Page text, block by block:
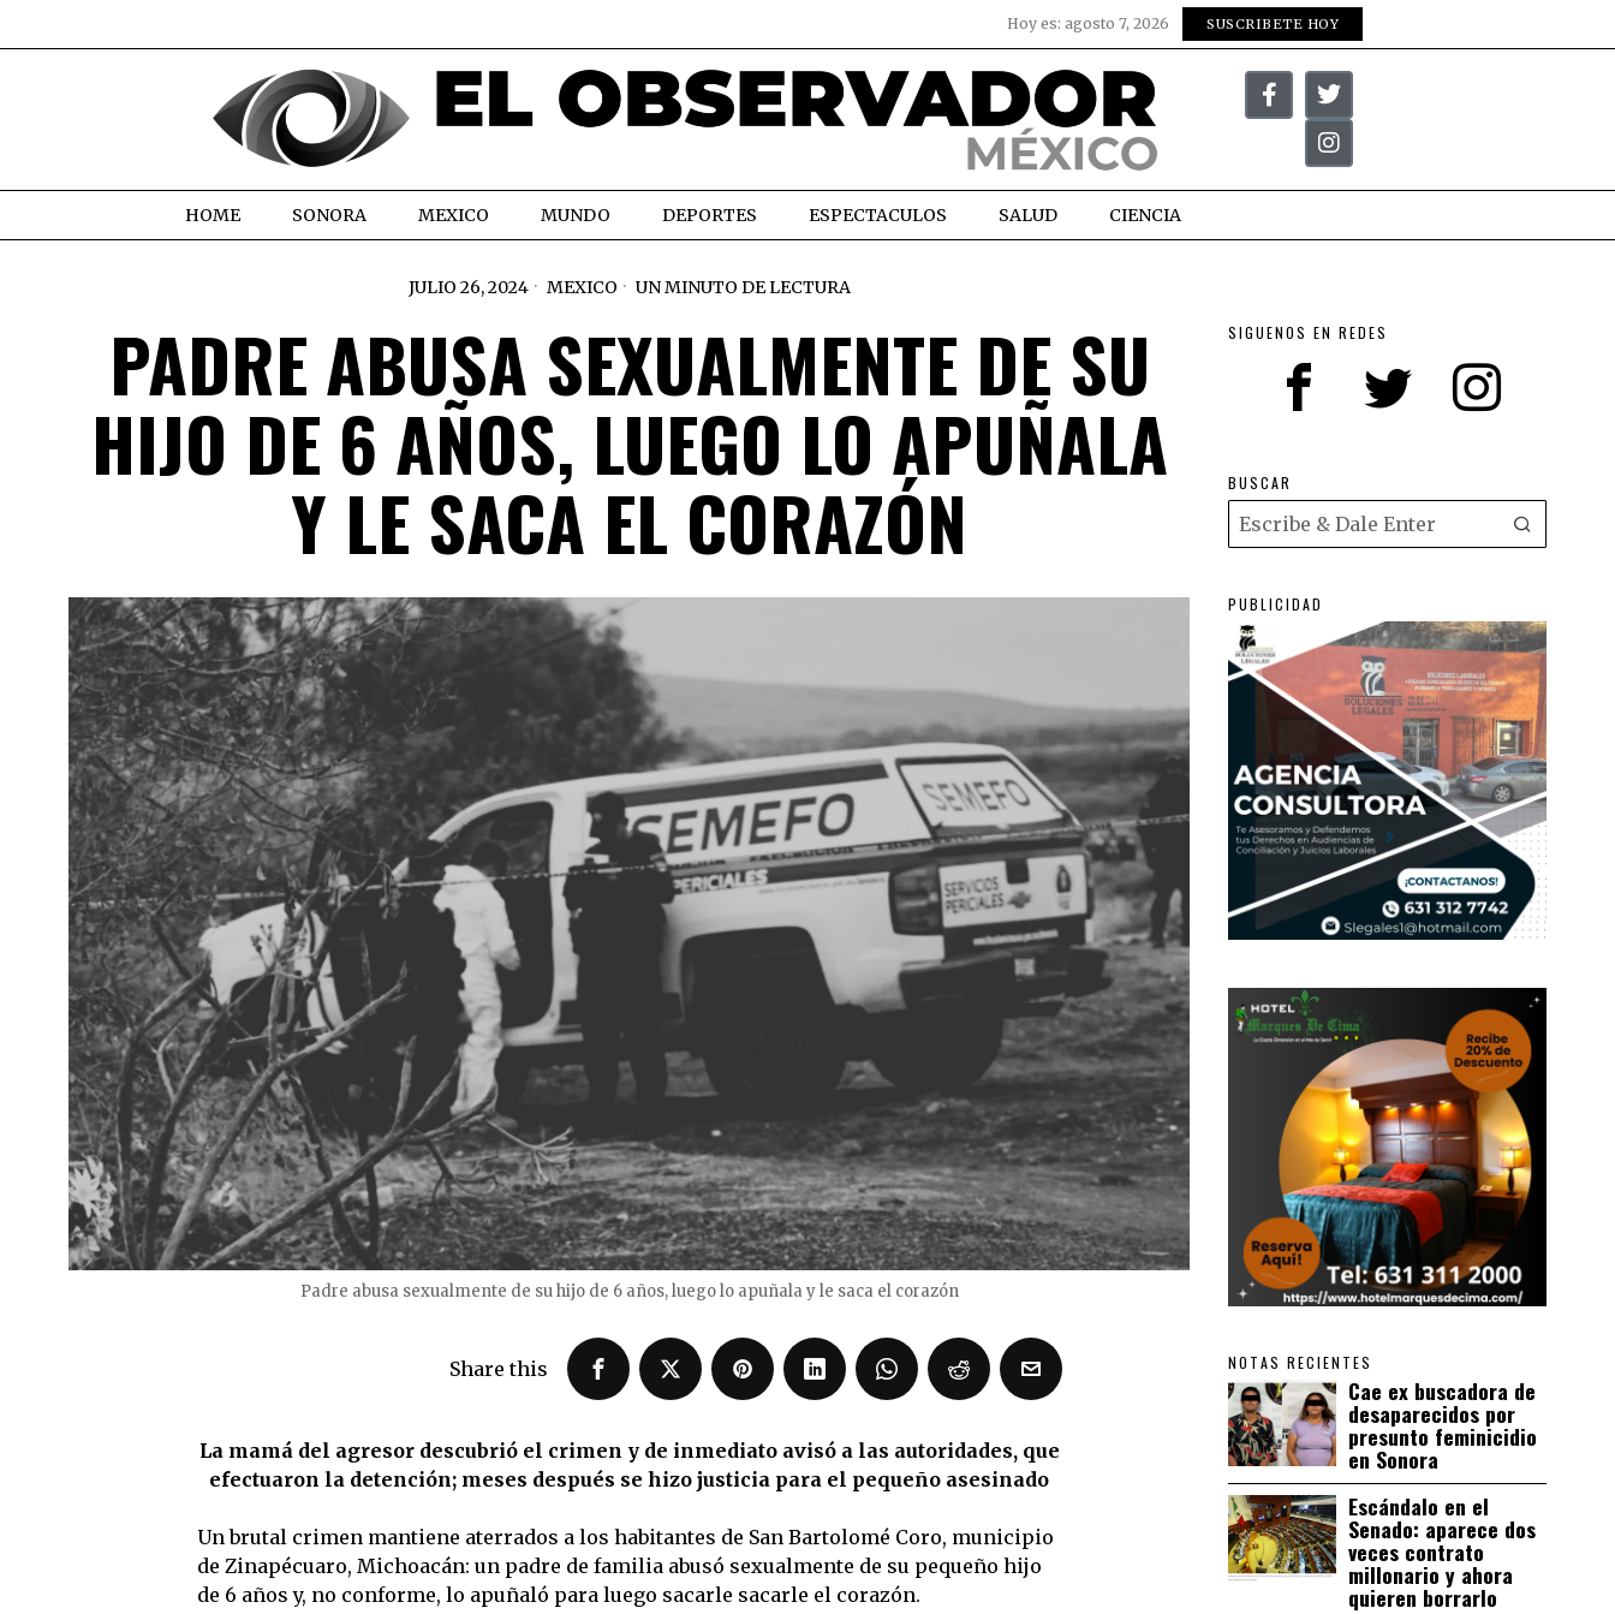
Hoy es: agosto 7, 2026 SUSCRIBETE HOY
HOME SONORA MEXICO MUNDO DEPORTES ESPECTACULOS SALUD CIENCIA
JULIO 26, 2024 MEXICO UN MINUTO DE LECTURA
PADRE ABUSA SEXUALMENTE DE SU
HIJO DE 6 AÑOS, LUEGO LO APUÑALA
Y LE SACA EL CORAZÓN
Padre abusa sexualmente de su hijo de 6 años, luego lo apuñala y le saca el corazón
Share this
La mamá del agresor descubrió el crimen y de inmediato avisó a las autoridades, que
efectuaron la detención; meses después se hizo justicia para el pequeño asesinado
Un brutal crimen mantiene aterrados a los habitantes de San Bartolomé Coro, municipio
de Zinapécuaro, Michoacán: un padre de familia abusó sexualmente de su pequeño hijo
de 6 años y, no conforme, lo apuñaló para luego sacarle sacarle el corazón.
SIGUENOS EN REDES
BUSCAR
PUBLICIDAD
NOTAS RECIENTES
Cae ex buscadora de
desaparecidos por
presunto feminicidio
en Sonora
Escándalo en el
Senado: aparece dos
veces contrato
millonario y ahora
quieren borrarlo